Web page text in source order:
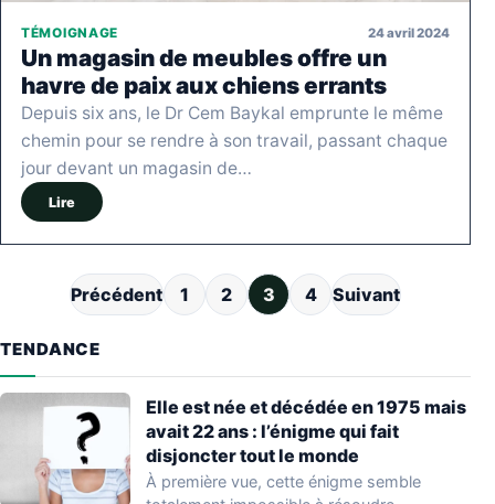
TÉMOIGNAGE 24 avril 2024
Un magasin de meubles offre un
havre de paix aux chiens errants
Depuis six ans, le Dr Cem Baykal emprunte le même
chemin pour se rendre à son travail, passant chaque
jour devant un magasin de…
Lire
Pagination des publications
Précédent 1 2 3 4 Suivant
TENDANCE
Elle est née et décédée en 1975 mais
avait 22 ans : l’énigme qui fait
disjoncter tout le monde
À première vue, cette énigme semble